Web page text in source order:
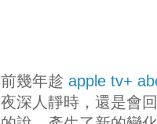
前幾年趁 apple tv+
夜深人靜時，還是會